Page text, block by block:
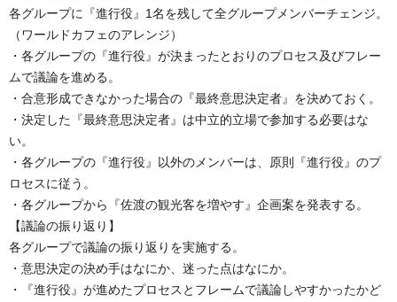
各グループに『進行役』1名を残して全グループメンバーチェンジ。
（ワールドカフェのアレンジ）
・各グループの『進行役』が決まったとおりのプロセス及びフレー
ムで議論を進める。
・合意形成できなかった場合の『最終意思決定者』を決めておく。
・決定した『最終意思決定者』は中立的立場で参加する必要はな
い。
・各グループの『進行役』以外のメンバーは、原則『進行役』のプ
ロセスに従う。
・各グループから『佐渡の観光客を増やす』企画案を発表する。
【議論の振り返り】
各グループで議論の振り返りを実施する。
・意思決定の決め手はなにか、迷った点はなにか。
・『進行役』が進めたプロセスとフレームで議論しやすかったかど